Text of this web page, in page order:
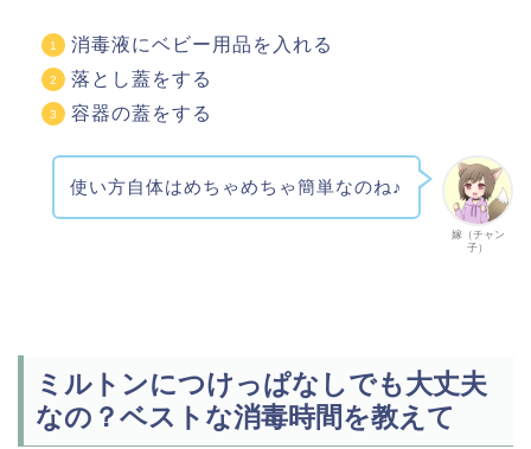
消毒液にベビー用品を入れる
落とし蓋をする
容器の蓋をする
嫁（チャン
子）
使い方自体はめちゃめちゃ簡単なのね♪
ミルトンにつけっぱなしでも大丈夫
なの？ベストな消毒時間を教えて